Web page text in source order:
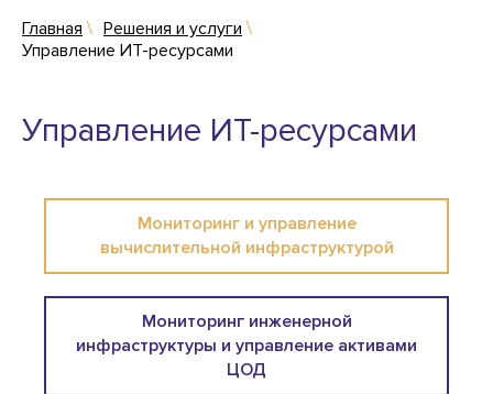
Главная
Решения и услуги
Управление ИТ-ресурсами
Управление ИТ-ресурсами
Мониторинг и управление
вычислительной инфраструктурой
Мониторинг инженерной
инфраструктуры и управление активами
ЦОД